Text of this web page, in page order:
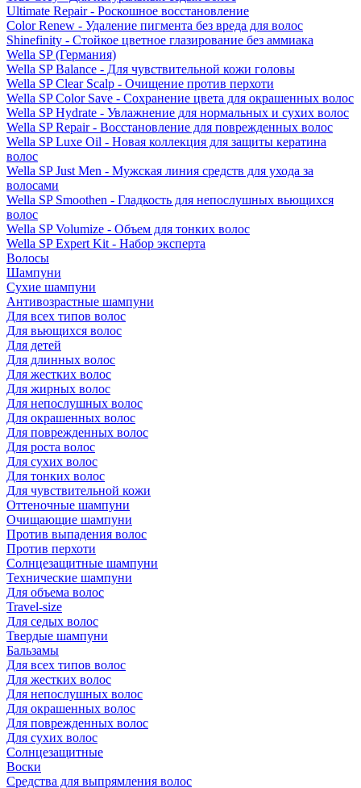
Ultimate Repair - Роскошное восстановление
Color Renew - Удаление пигмента без вреда для волос
Shinefinity - Стойкое цветное глазирование без аммиака
Wella SP (Германия)
Wella SP Balance - Для чувствительной кожи головы
Wella SP Clear Scalp - Очищение против перхоти
Wella SP Color Save - Сохранение цвета для окрашенных волос
Wella SP Hydrate - Увлажнение для нормальных и сухих волос
Wella SP Repair - Восстановление для поврежденных волос
Wella SP Luxe Oil - Новая коллекция для защиты кератина
волос
Wella SP Just Men - Мужская линия средств для ухода за
волосами
Wella SP Smoothen - Гладкость для непослушных вьющихся
волос
Wella SP Volumize - Объем для тонких волос
Wella SP Expert Kit - Набор эксперта
Волосы
Шампуни
Сухие шампуни
Антивозрастные шампуни
Для всех типов волос
Для вьющихся волос
Для детей
Для длинных волос
Для жестких волос
Для жирных волос
Для непослушных волос
Для окрашенных волос
Для поврежденных волос
Для роста волос
Для сухих волос
Для тонких волос
Для чувствительной кожи
Оттеночные шампуни
Очищающие шампуни
Против выпадения волос
Против перхоти
Солнцезащитные шампуни
Технические шампуни
Для объема волос
Travel-size
Для седых волос
Твердые шампуни
Бальзамы
Для всех типов волос
Для жестких волос
Для непослушных волос
Для окрашенных волос
Для поврежденных волос
Для сухих волос
Солнцезащитные
Воски
Средства для выпрямления волос